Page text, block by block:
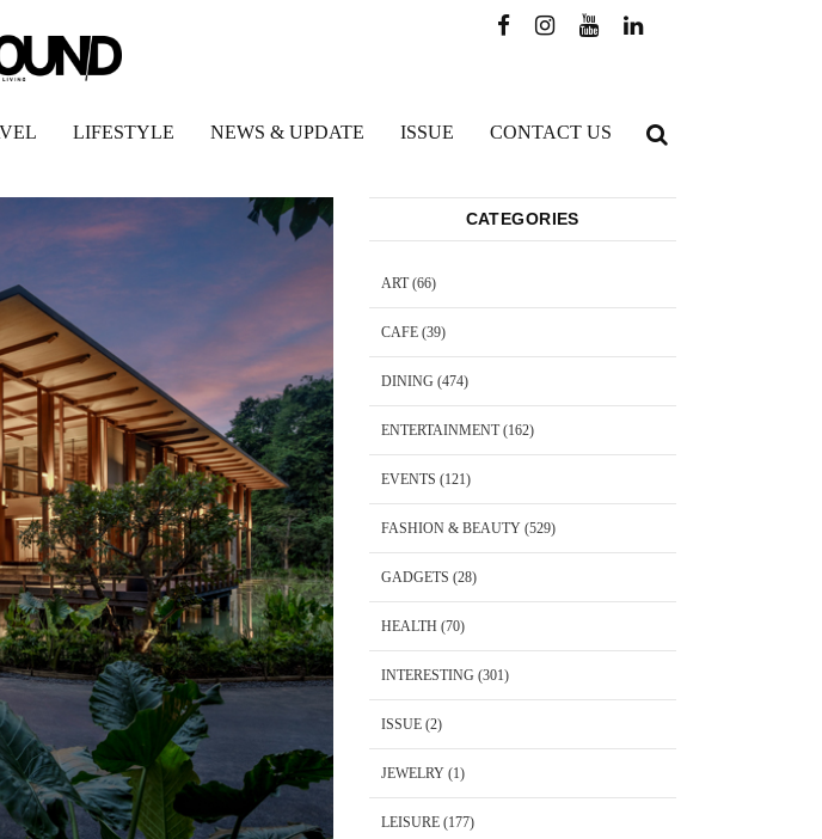
LIFESTYLE NEWS & UPDATE ISSUE CONTACT US
CATEGORIES
ART(66)
CAFE(39)
DINING (474)
ENTERTAINMENT(162)
EVENTS (121)
FASHION & BEAUTY(529)
GADGETS (28)
HEALTH (70)
INTERESTING (301)
ISSUE(2)
JEWELRY(1)
LEISURE(177)